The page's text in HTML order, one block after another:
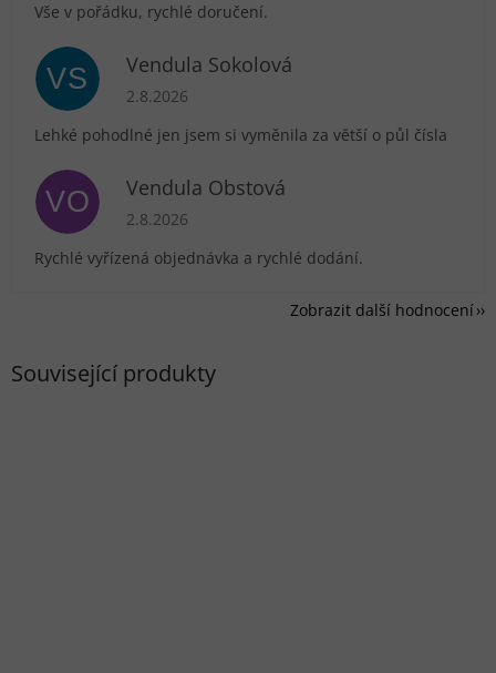
Související produkty
Vše v pořádku, rychlé doručení.
VS Vendula Sokolová
Hodnocení obchodu je 5 z 5 hvězdiček.
2.8.2026
Lehké pohodlné jen jsem si vyměnila za větší o půl čísla
VO Vendula Obstová
Hodnocení obchodu je 5 z 5 hvězdiček.
2.8.2026
Rychlé vyřízená objednávka a rychlé dodání.
Zobrazit další hodnocení